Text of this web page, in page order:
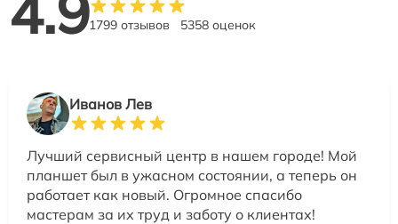
1799 отзывов 5358 оценок
Иванов Лев
Лучший сервисный центр в нашем городе! Мой
планшет был в ужасном состоянии, а теперь он
работает как новый. Огромное спасибо
мастерам за их труд и заботу о клиентах!